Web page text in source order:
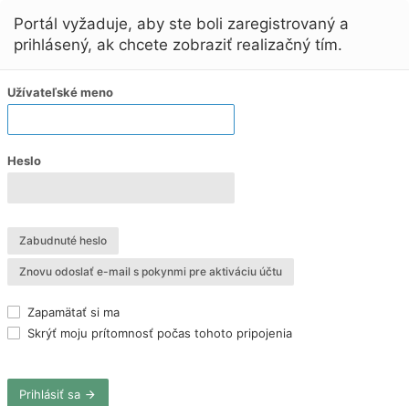
Portál vyžaduje, aby ste boli zaregistrovaný a
prihlásený, ak chcete zobraziť realizačný tím.
Užívateľské meno
Heslo
Zabudnuté heslo
Znovu odoslať e-mail s pokynmi pre aktiváciu účtu
Zapamätať si ma
Skrýť moju prítomnosť počas tohoto pripojenia
Prihlásiť sa